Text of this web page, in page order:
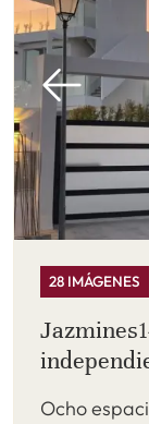
28 IMÁGENES
Ocho